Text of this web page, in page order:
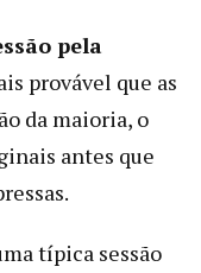
pela
provável que as
da maioria, o
antes que
típica sessão